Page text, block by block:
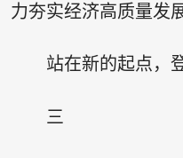
力夯实经济高质量发
站在新的起点，
三